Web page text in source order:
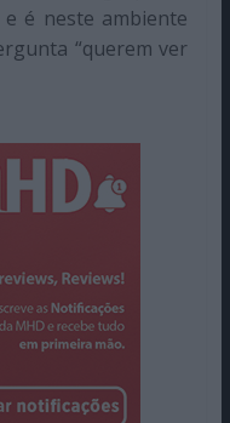
é neste ambiente
“querem ver